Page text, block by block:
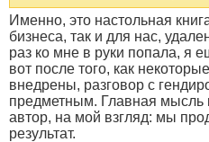
Именно, это настольная
бизнеса, так и для нас,
раз ко мне в руки попала, я
вот после того, как
внедрены, разговор с
предметным. Главная мысль
автор, на мой взгляд: мы
результат.